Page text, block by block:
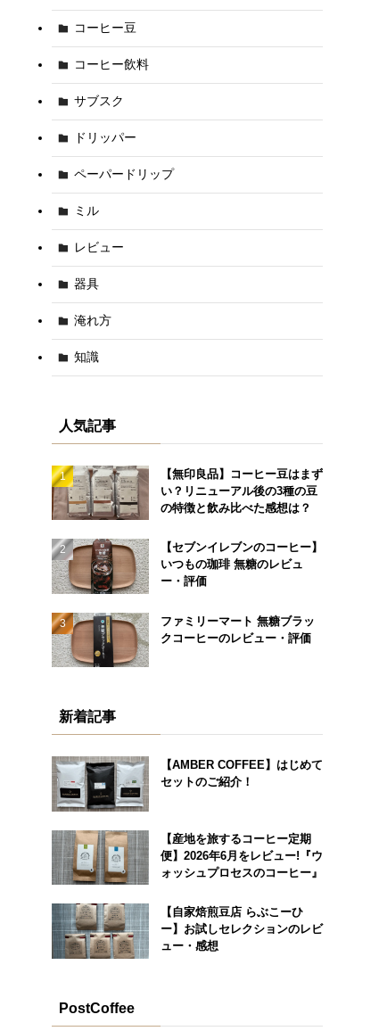
コーヒー豆
コーヒー飲料
サブスク
ドリッパー
ペーパードリップ
ミル
レビュー
器具
淹れ方
知識
人気記事
【無印良品】コーヒー豆はまず
い？リニューアル後の3種の豆
の特徴と飲み比べた感想は？
【セブンイレブンのコーヒー】
いつもの珈琲 無糖のレビュ
ー・評価
ファミリーマート 無糖ブラッ
クコーヒーのレビュー・評価
新着記事
【AMBER COFFEE】はじめて
セットのご紹介！
【産地を旅するコーヒー定期
便】2026年6月をレビュー!『ウ
ォッシュプロセスのコーヒー』
【自家焙煎豆店 らぶこーひ
ー】お試しセレクションのレビ
ュー・感想
PostCoffee